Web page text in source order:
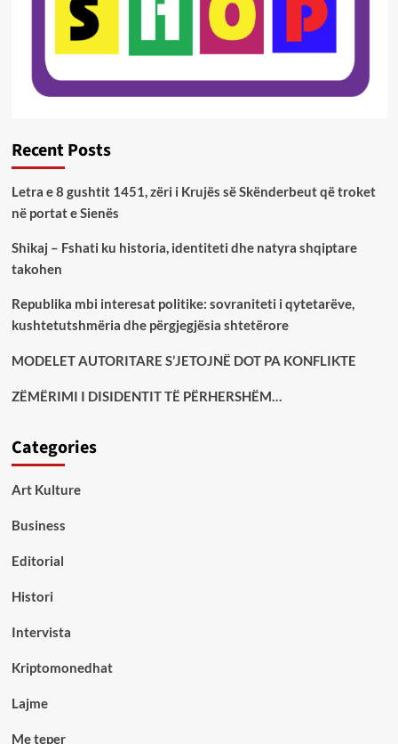
Recent Posts
Letra e 8 gushtit 1451, zëri i Krujës së Skënderbeut që troket
në portat e Sienës
Shikaj – Fshati ku historia, identiteti dhe natyra shqiptare
takohen
Republika mbi interesat politike: sovraniteti i qytetarëve,
kushtetutshmëria dhe përgjegjësia shtetërore
MODELET AUTORITARE S’JETOJNË DOT PA KONFLIKTE
ZËMËRIMI I DISIDENTIT TË PËRHERSHËM…
Categories
Art Kulture
Business
Editorial
Histori
Intervista
Kriptomonedhat
Lajme
Me teper